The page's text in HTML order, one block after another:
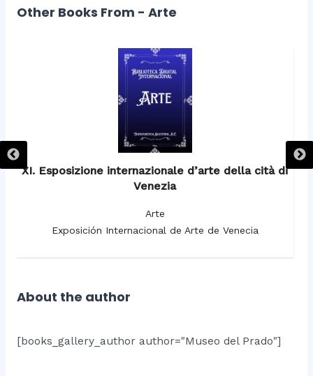
Other Books From - Arte
XI. Esposizione internazionale d’arte della cità di
Venezia
Arte
Exposición Internacional de Arte de Venecia
About the author
[books_gallery_author author="Museo del Prado"]